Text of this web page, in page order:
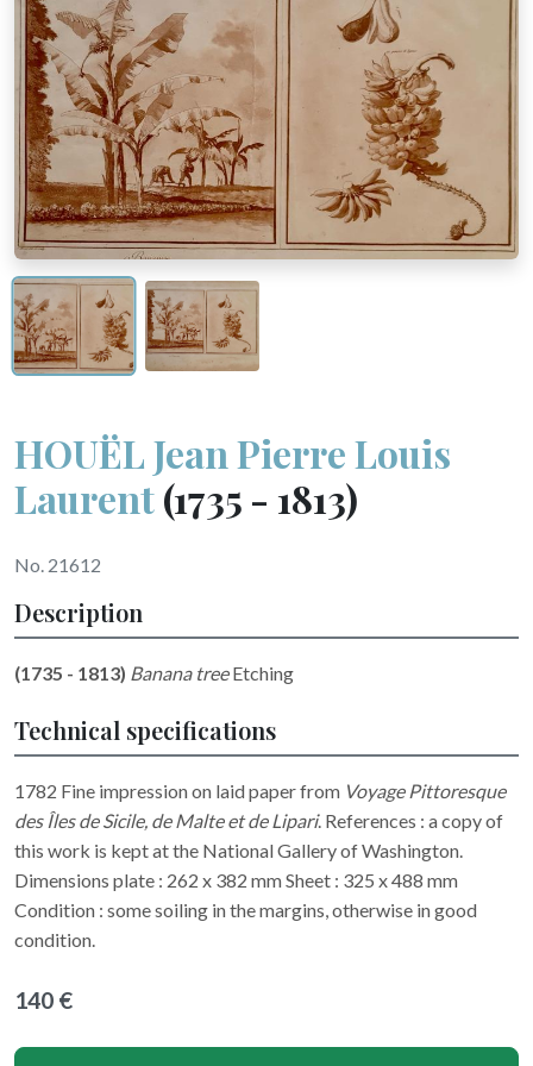
HOUËL Jean Pierre Louis
Laurent(1735 - 1813)
No. 21612
Description
(1735 - 1813) Banana treeEtching
Technical specifications
1782 Fine impression on laid paper from Voyage Pittoresque
des Îles de Sicile, de Malte et de Lipari. References : a copy of
this work is kept at the National Gallery of Washington.
Dimensions plate : 262 x 382 mm Sheet : 325 x 488 mm
Condition : some soiling in the margins, otherwise in good
condition.
140 €